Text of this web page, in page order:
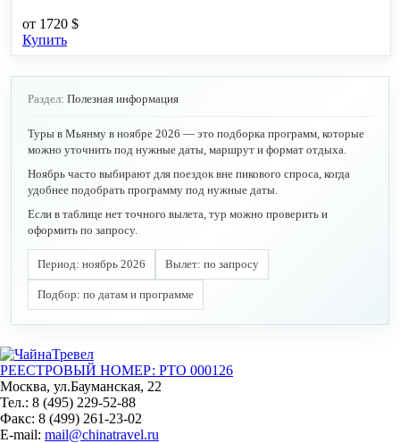
от 1720 $
Купить
Раздел: Полезная информация
Туры в Мьянму в ноябре 2026 — это подборка программ, которые
можно уточнить под нужные даты, маршрут и формат отдыха.
Ноябрь часто выбирают для поездок вне пикового спроса, когда
удобнее подобрать программу под нужные даты.
Если в таблице нет точного вылета, тур можно проверить и
оформить по запросу.
Период: ноябрь 2026 Вылет: по запросу
Подбор: по датам и программе
РЕЕСТРОВЫЙ НОМЕР: РТО 000126
Москва, ул.Бауманская, 22
Тел.: 8 (495) 229-52-88
Факс: 8 (499) 261-23-02
E-mail: mail@chinatravel.ru